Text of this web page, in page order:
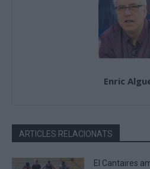
Enric
ARTICLES RELACIONATS
El Cantaires